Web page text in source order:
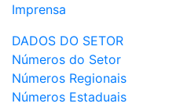
Imprensa
DADOS DO SETOR
Números do Setor
Números Regionais
Números Estaduais